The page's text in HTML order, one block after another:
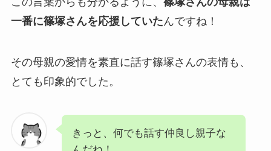
一番に篠塚さんを応援していたんですね！
その母親の愛情を素直に話す篠塚さんの表情も、
とても印象的でした。
きっと、何でも話す仲良し親子な